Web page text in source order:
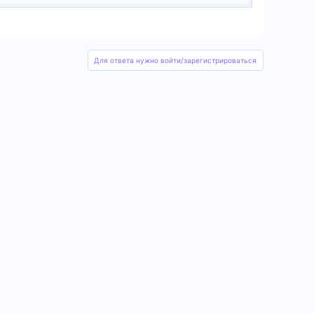
Для ответа нужно войти/зарегистрироваться